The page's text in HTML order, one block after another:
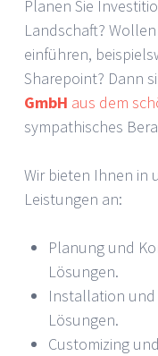
Planen Sie
Landschaft?
einführen,
Sharepoint? Dann
GmbH aus dem
sympathisches
Wir bieten Ihnen in
Leistungen an:
Planung und
Lösungen.
Installation
Lösungen.
Customizing